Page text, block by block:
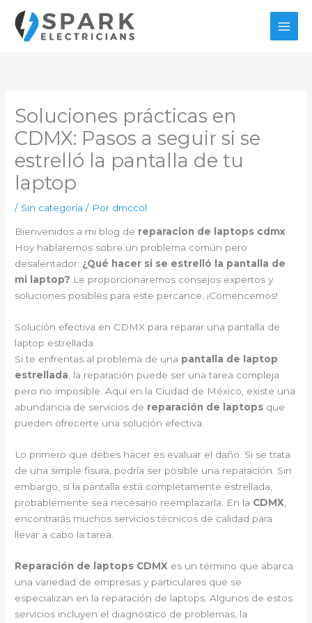
contenido
Soluciones prácticas en
CDMX: Pasos a seguir si se
estrelló la pantalla de tu
laptop
/ Sin categoría / Por dmccol
Bienvenidos a mi blog de reparacion de laptops cdmx.
Hoy hablaremos sobre un problema común pero
desalentador: ¿Qué hacer si se estrelló la pantalla de
mi laptop? Le proporcionaremos consejos expertos y
soluciones posibles para este percance. ¡Comencemos!
Solución efectiva en CDMX para reparar una pantalla de
laptop estrellada
Si te enfrentas al problema de una pantalla de laptop
estrellada , la reparación puede ser una tarea compleja
pero no imposible. Aquí en la Ciudad de México, existe una
abundancia de servicios de reparación de laptops que
pueden ofrecerte una solución efectiva.
Lo primero que debes hacer es evaluar el daño. Si se trata
de una simple fisura, podría ser posible una reparación. Sin
embargo, si la pantalla está completamente estrellada,
probablemente sea necesario reemplazarla. En la CDMX
encontrarás muchos servicios técnicos de calidad para
llevar a cabo la tarea.
Reparación de laptops CDMX es un término que abarca
una variedad de empresas y particulares que se
especializan en la reparación de laptops. Algunos de estos
servicios incluyen el diagnóstico de problemas, la